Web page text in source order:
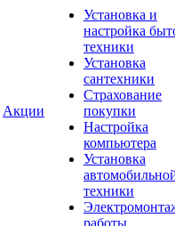
Акции
Установка и
настройка
техники
Установка
сантехники
Страхование
покупки
Настройка
компьютера
Установка
техники